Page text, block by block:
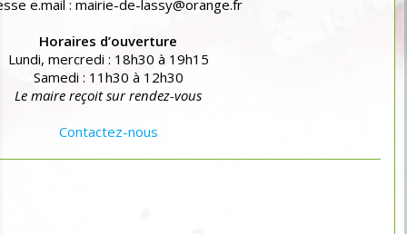
e.mail : mairie-de-lassy@orange.fr
Horaires d’ouverture
Lundi, mercredi : 18h30 à 19h15
Samedi : 11h30 à 12h30
Le maire reçoit sur rendez-vous
Contactez-nous